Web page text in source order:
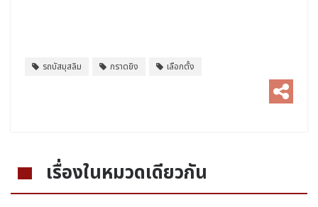
รถบัสมุสลิม กราดยิง เลือกตั้ง
เรื่องในหมวดเดียวกัน